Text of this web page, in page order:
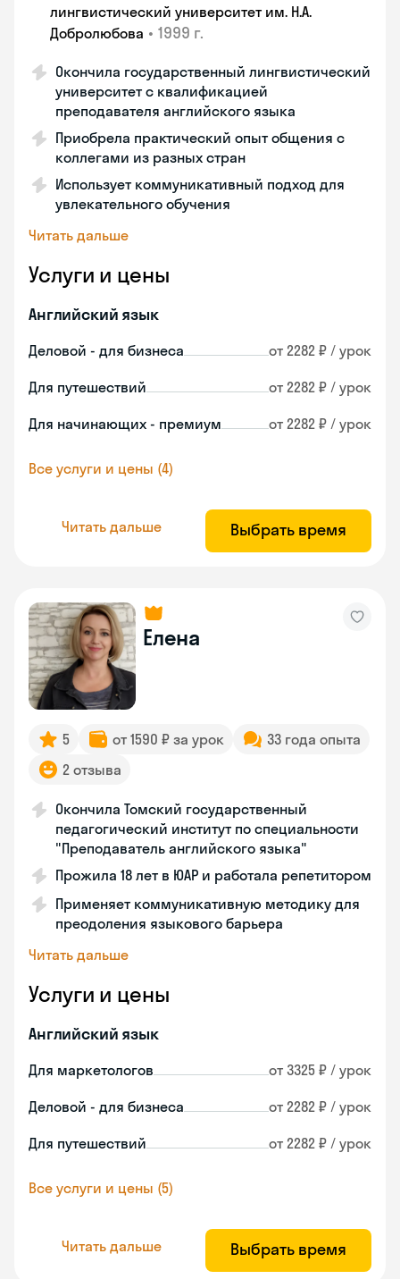
лингвистический университет им. Н.А.
Добролюбова • 1999 г.
Окончила государственный лингвистический
университет с квалификацией
преподавателя английского языка
Приобрела практический опыт общения с
коллегами из разных стран
Использует коммуникативный подход для
увлекательного обучения
Читать дальше
Услуги и цены
Английский язык
Деловой - для бизнеса от 2282 ₽ / урок
Для путешествий от 2282 ₽ / урок
Для начинающих - премиум от 2282 ₽ / урок
Все услуги и цены (4)
Читать дальше Выбрать время
Елена
5 от 1590 ₽ за урок
33 года опыта
2 отзыва
Окончила Томский государственный
педагогический институт по специальности
"Преподаватель английского языка"
Прожила 18 лет в ЮАР и работала репетитором
Применяет коммуникативную методику для
преодоления языкового барьера
Читать дальше
Услуги и цены
Английский язык
Для маркетологов от 3325 ₽ / урок
Деловой - для бизнеса от 2282 ₽ / урок
Для путешествий от 2282 ₽ / урок
Все услуги и цены (5)
Читать дальше Выбрать время